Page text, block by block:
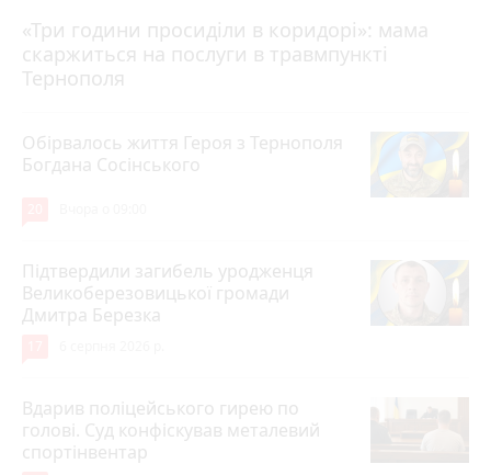
«Три години просиділи в коридорі»: мама
скаржиться на послуги в травмпункті
Тернополя
Вчора о 13:05
Обірвалось життя Героя з Тернополя
Богдана Сосінського
Підтвердили загибель уродженця
Великоберезовицької громади
Дмитра Березка
Вдарив поліцейського гирею по
голові. Суд конфіскував металевий
спортінвентар